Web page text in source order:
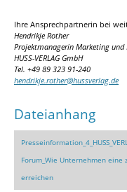
Ihre Ansprechpartnerin bei
Hendrikje Rother
Projektmanagerin Marketing und
HUSS-VERLAG GmbH
Tel. +49 89 323 91-240
hendrikje.rother@hussverlag.de
Dateianhang
Forum_Wie Unternehmen
erreichen